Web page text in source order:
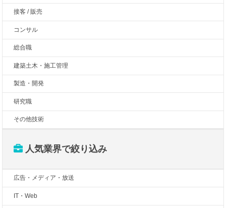
接客 / 販売
コンサル
総合職
建築土木・施工管理
製造・開発
研究職
その他技術
人気業界で絞り込み
広告・メディア・放送
IT・Web